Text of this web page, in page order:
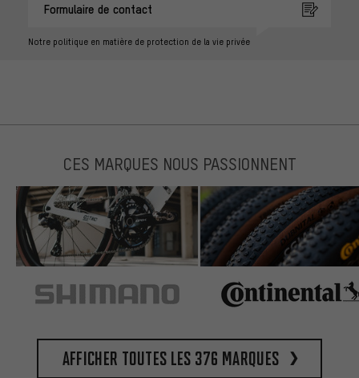
Formulaire de contact
Notre politique en matière de protection de la vie privée
CES MARQUES NOUS PASSIONNENT
Afficher toutes les 376 marques